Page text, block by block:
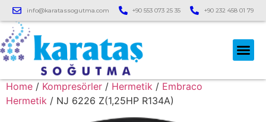
info@karatassogutma.com +90 553 073 25 35 +90 232 458 01 79
Home / Kompresörler / Hermetik / Embraco
Hermetik / NJ 6226 Z(1,25HP R134A)